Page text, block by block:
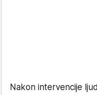
Nakon intervencije